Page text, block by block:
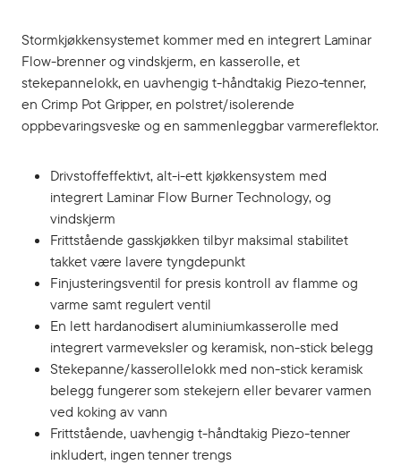
Stormkjøkkensystemet kommer med en integrert Laminar
Flow-brenner og vindskjerm, en kasserolle, et
stekepannelokk, en uavhengig t-håndtakig Piezo-tenner,
en Crimp Pot Gripper, en polstret/isolerende
oppbevaringsveske og en sammenleggbar varmereflektor.
Drivstoffeffektivt, alt-i-ett kjøkkensystem med
integrert Laminar Flow Burner Technology, og
vindskjerm
Frittstående gasskjøkken tilbyr maksimal stabilitet
takket være lavere tyngdepunkt
Finjusteringsventil for presis kontroll av flamme og
varme samt regulert ventil
En lett hardanodisert aluminiumkasserolle med
integrert varmeveksler og keramisk, non-stick belegg
Stekepanne/kasserollelokk med non-stick keramisk
belegg fungerer som stekejern eller bevarer varmen
ved koking av vann
Frittstående, uavhengig t-håndtakig Piezo-tenner
inkludert, ingen tenner trengs